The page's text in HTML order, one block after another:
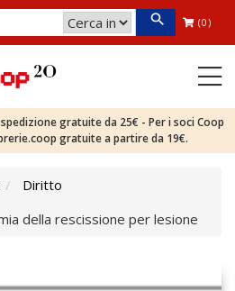
(0)
gratuite da 25€ - Per i soci Coop
gratuite a partire da 19€.
Diritto
della rescissione per lesione